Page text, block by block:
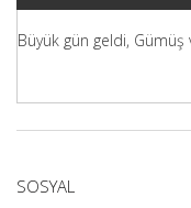
Büyük gün geldi, Gümüş
SOSYAL